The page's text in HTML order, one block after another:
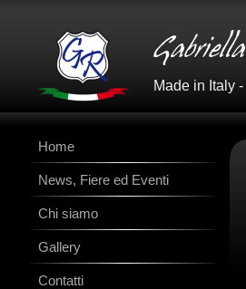
Made in Italy
Home
News, Fiere ed Eventi
Chi siamo
Gallery
Contatti